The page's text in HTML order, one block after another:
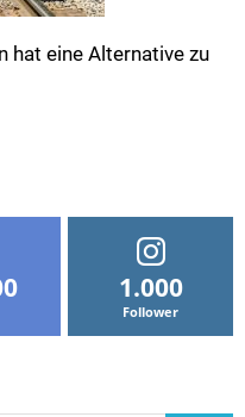
hat eine Alternative zu
1.000
Follower